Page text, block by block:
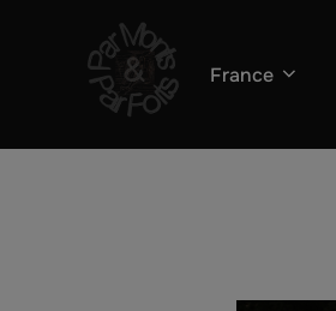
France